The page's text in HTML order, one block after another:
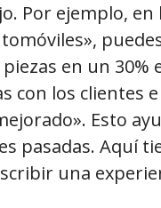
Por ejemplo, en
en un 30%
con los clientes e
Esto
pasadas. Aquí
una